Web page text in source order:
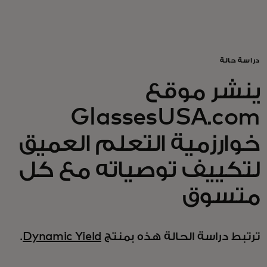
للأعمال
للمجتمع
للمبتكرين
الأخبار و التوجهات
دراسة حالة
ينشر موقع
GlassesUSA.com
خوارزمية التعلم العميق
لتكييف توصياته مع كل
متسوق
ترتبط دراسة الحالة هذه بمنتج Dynamic Yield
.